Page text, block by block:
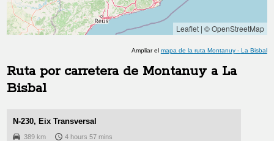
Leaflet| © OpenStreetMap
Ampliar el mapa de la ruta Montanuy- La Bisbal
Ruta por carretera de Montanuy a La
Bisbal
N-230, Eix Transversal
389 km 4 hours 57 mins